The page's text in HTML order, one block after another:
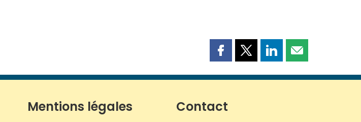
Partager
page
Facebook
Partager
page
Partager
page
Partager
page
Mentions légales Contact